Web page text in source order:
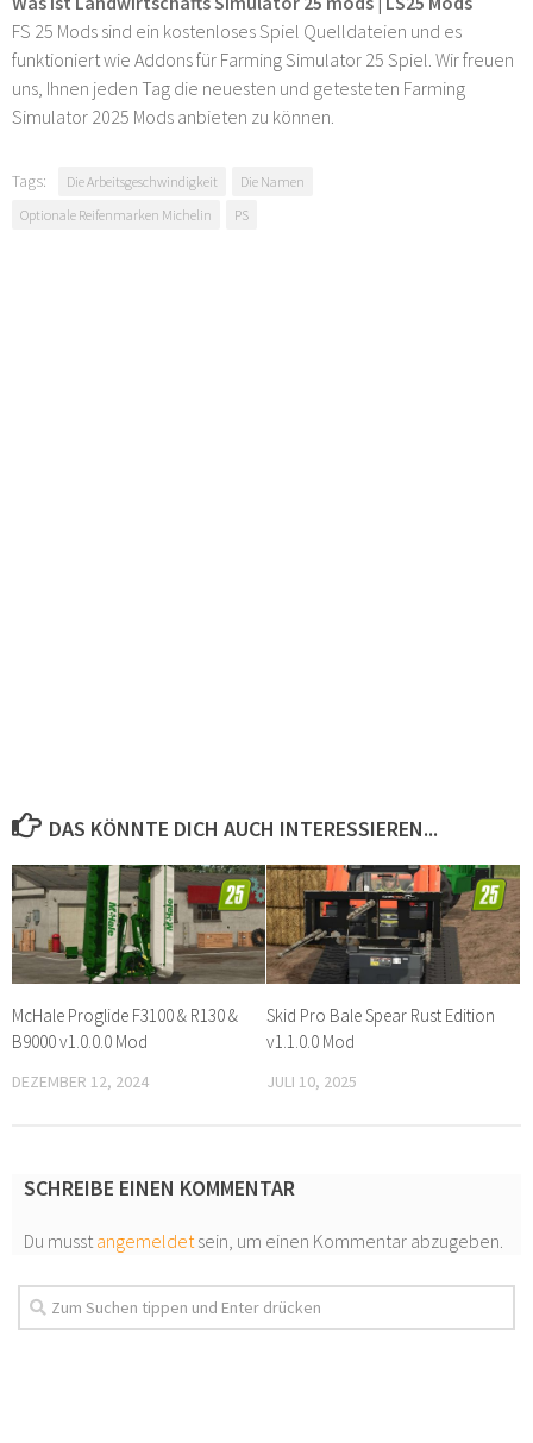
FS 25 Mods sind ein kostenloses Spiel Quelldateien und es
funktioniert wie Addons für Farming Simulator 25 Spiel. Wir freuen
uns, Ihnen jeden Tag die neuesten und getesteten Farming
Simulator 2025 Mods anbieten zu können.
Tags: Die Arbeitsgeschwindigkeit
Die Namen
Optionale Reifenmarken Michelin
PS
DAS KÖNNTE DICH AUCH INTERESSIEREN...
McHale Proglide F3100 & R130 &
B9000 v1.0.0.0 Mod
DEZEMBER 12, 2024
Skid Pro Bale Spear Rust Edition
v1.1.0.0 Mod
JULI 10, 2025
SCHREIBE EINEN KOMMENTAR
Du musstangemeldetsein, um einen Kommentar abzugeben.